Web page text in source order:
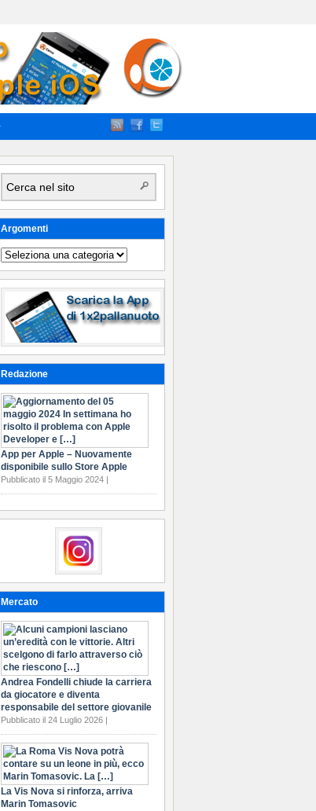
Argomenti
Argomenti
Redazione
App per Apple – Nuovamente
disponibile sullo Store Apple
Pubblicato il 5 Maggio 2024 |
Mercato
Andrea Fondelli chiude la carriera
da giocatore e diventa
responsabile del settore giovanile
Pubblicato il 24 Luglio 2026 |
La Vis Nova si rinforza, arriva
Marin Tomasovic